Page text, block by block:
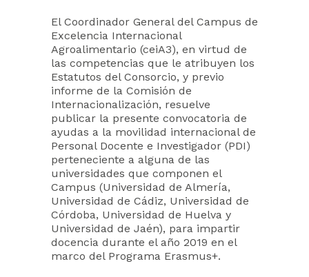
El Coordinador General del Campus de
Excelencia Internacional
Agroalimentario (ceiA3), en virtud de
las competencias que le atribuyen los
Estatutos del Consorcio, y previo
informe de la Comisión de
Internacionalización, resuelve
publicar la presente convocatoria de
ayudas a la movilidad internacional de
Personal Docente e Investigador (PDI)
perteneciente a alguna de las
universidades que componen el
Campus (Universidad de Almería,
Universidad de Cádiz, Universidad de
Córdoba, Universidad de Huelva y
Universidad de Jaén), para impartir
docencia durante el año 2019 en el
marco del Programa Erasmus+.